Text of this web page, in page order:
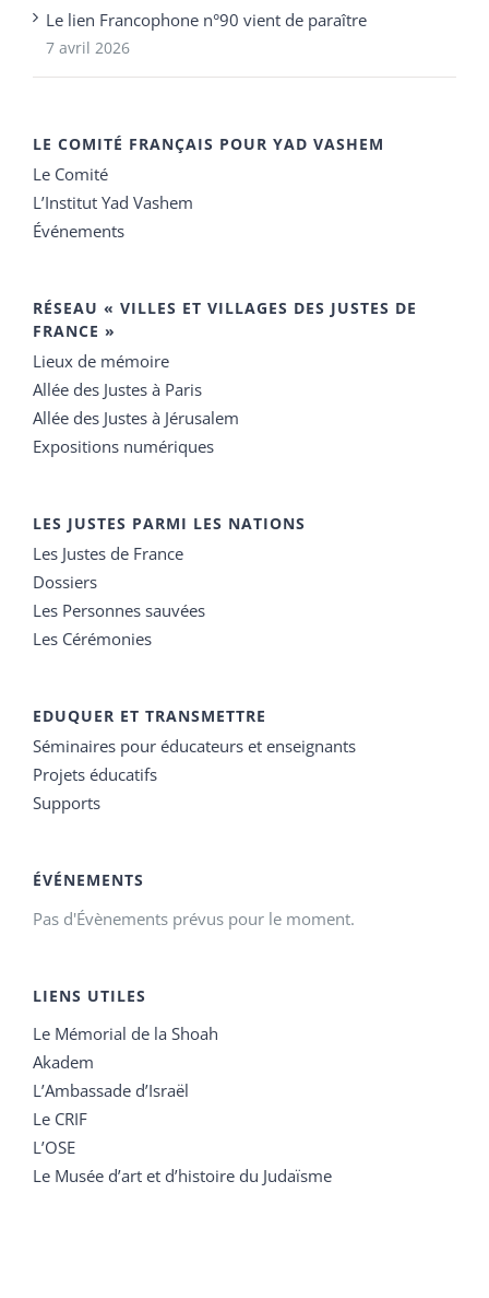
Le lien Francophone n°90 vient de paraître
7 avril 2026
LE COMITÉ FRANÇAIS POUR YAD VASHEM
Le Comité
L’Institut Yad Vashem
Événements
RÉSEAU « VILLES ET VILLAGES DES JUSTES DE
FRANCE »
Lieux de mémoire
Allée des Justes à Paris
Allée des Justes à Jérusalem
Expositions numériques
LES JUSTES PARMI LES NATIONS
Les Justes de France
Dossiers
Les Personnes sauvées
Les Cérémonies
EDUQUER ET TRANSMETTRE
Séminaires pour éducateurs et enseignants
Projets éducatifs
Supports
ÉVÉNEMENTS
Pas d'Évènements prévus pour le moment.
LIENS UTILES
Le Mémorial de la Shoah
Akadem
L’Ambassade d’Israël
Le CRIF
L’OSE
Le Musée d’art et d’histoire du Judaïsme